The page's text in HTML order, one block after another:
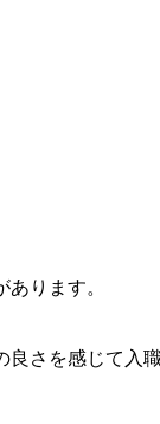
ります。
さを感じて入